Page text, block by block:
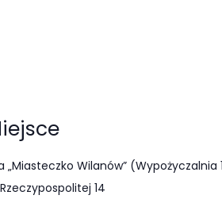
„Miasteczko Wilanów” (Wypożyczalnia
14